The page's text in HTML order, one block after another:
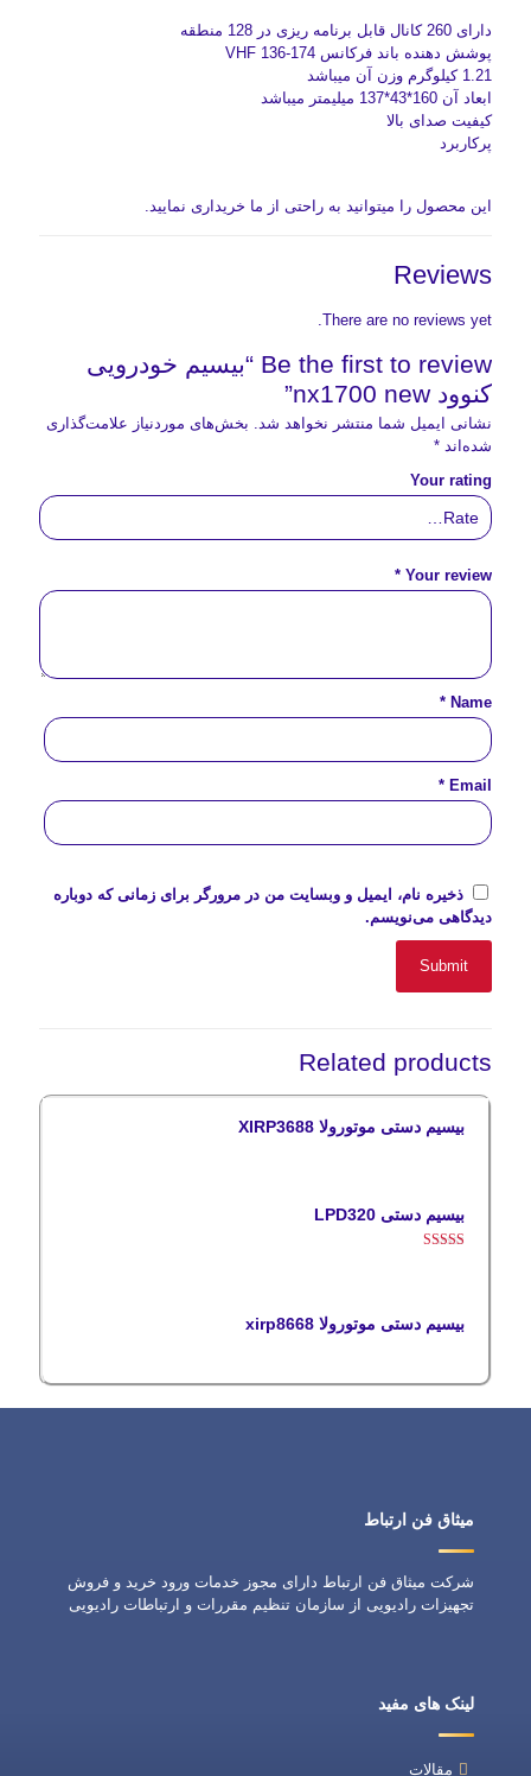
دارای 260 کانال قابل برنامه ریزی در 128 منطقه
پوشش دهنده باند فرکانس VHF 136-174
1.21 کیلوگرم وزن آن میباشد
ابعاد آن 160*43*137 میلیمتر میباشد
کیفیت صدای بالا
پرکاربرد
این محصول را میتوانید به راحتی از ما خریداری نمایید.
Reviews
There are no reviews yet.
Be the first to review “بیسیم خودرویی
کنوود nx1700 new”
نشانی ایمیل شما منتشر نخواهد شد. بخش‌های موردنیاز علامت‌گذاری
شده‌اند *
Your rating
Your review
*
Name
*
Email
*
ذخیره نام، ایمیل و وبسایت من در مرورگر برای زمانی که دوباره
دیدگاهی می‌نویسم.
Related products
بیسیم دستی موتورولا XIRP3688
بیسیم دستی LPD320
بیسیم دستی موتورولا xirp8668
میثاق فن ارتباط
شرکت میثاق فن ارتباط دارای مجوز خدمات ورود خرید و فروش
تجهیزات رادیویی از سازمان تنظیم مقررات و ارتباطات رادیویی
لینک های مفید
مقالات